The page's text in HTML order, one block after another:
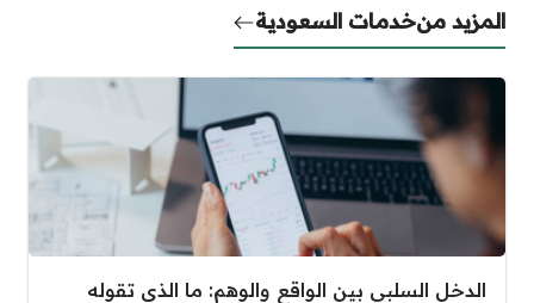
المزيد منخدمات السعودية
الدخل السلبي بين الواقع والوهم: ما الذي تقوله